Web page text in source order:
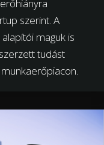
szerint. A
maguk is
tudást